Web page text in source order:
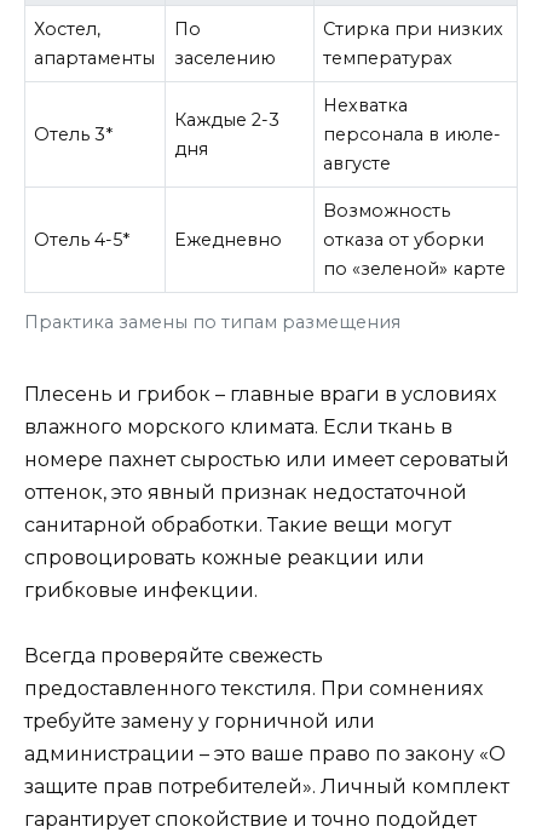
Практика замены по типам размещения
Хостел,
апартаменты
По
заселению
Стирка при низких
температурах
Отель 3*
Каждые 2-3
дня
Нехватка
персонала в июле-
августе
Отель 4-5* Ежедневно
Возможность
отказа от уборки
по «зеленой» карте
Плесень и грибок – главные враги в условиях
влажного морского климата. Если ткань в
номере пахнет сыростью или имеет сероватый
оттенок, это явный признак недостаточной
санитарной обработки. Такие вещи могут
спровоцировать кожные реакции или
грибковые инфекции.
Всегда проверяйте свежесть
предоставленного текстиля. При сомнениях
требуйте замену у горничной или
администрации – это ваше право по закону «О
защите прав потребителей». Личный комплект
гарантирует спокойствие и точно подойдет